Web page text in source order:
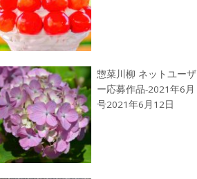
惣菜川柳 ネットユーザ
ー応募作品-2021年6月
号2021年6月12日